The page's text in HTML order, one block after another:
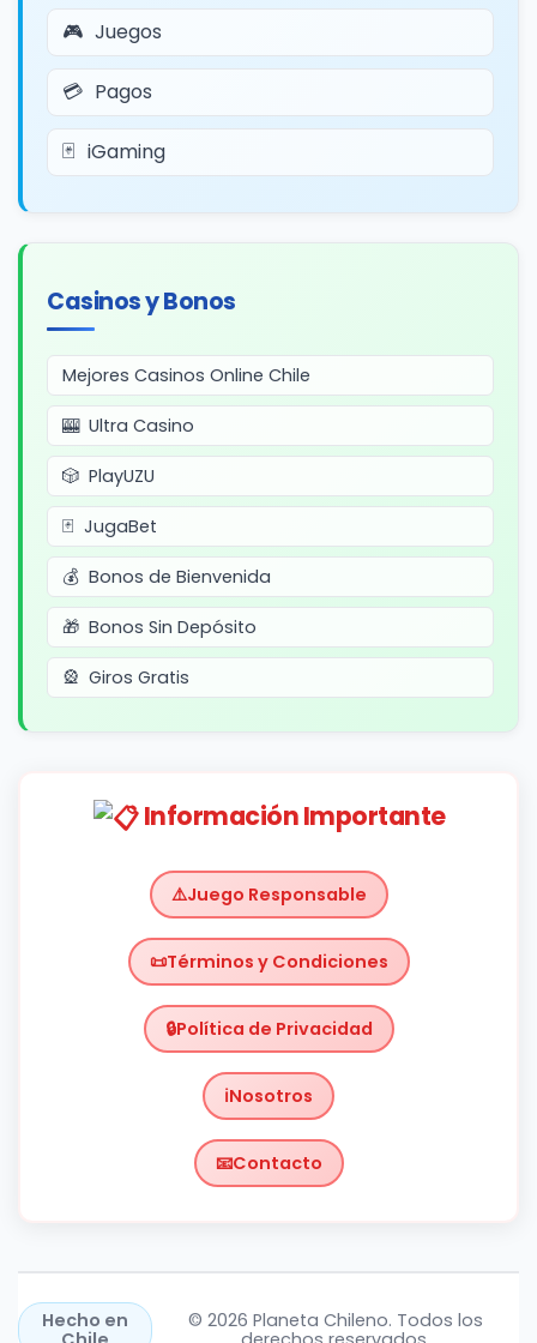
Juegos
Pagos
iGaming
Casinos y Bonos
Mejores Casinos Online Chile
Ultra Casino
PlayUZU
JugaBet
Bonos de Bienvenida
Bonos Sin Depósito
Giros Gratis
Información Importante
Juego Responsable
Términos y Condiciones
Política de Privacidad
Nosotros
Contacto
Hecho en
© 2026 Planeta Chileno. Todos los